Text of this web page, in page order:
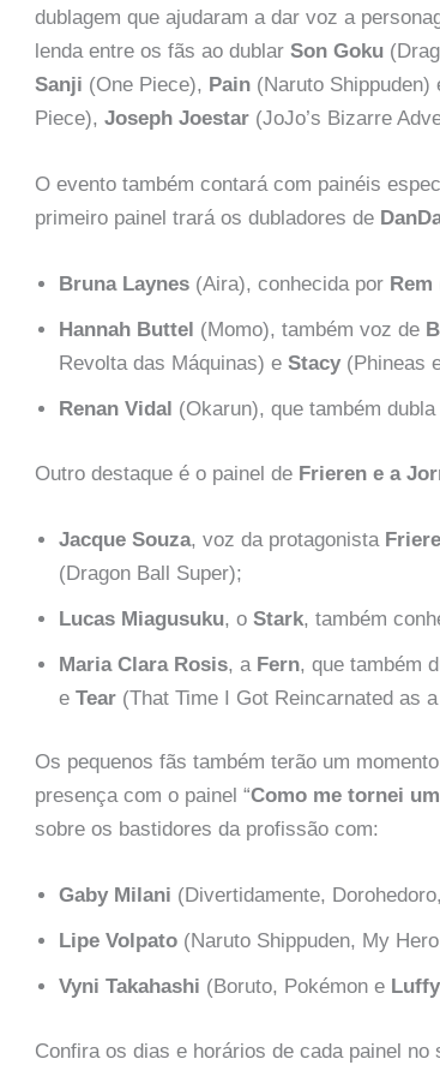
dublagem que ajudaram a dar voz a
lenda entre os fãs ao dublar Son Goku
Sanji (One Piece), Pain(Naruto Shippuden)
Piece), Joseph Joestar(JoJo’s Bizarre
O evento também contará com painéis
primeiro painel trará os dubladores de
Bruna Laynes(Aira), conhecida por Rem
Hannah Buttel (Momo), também voz de
Revolta das Máquinas) e Stacy(Phineas
Renan Vidal (Okarun), que também dubla
Outro destaque é o painel de Frieren e a
Jacque Souza, voz da protagonista
(Dragon Ball Super);
Lucas Miagusuku, o Stark, também
Maria Clara Rosis, a Fern, que também
e Tear(That Time I Got Reincarnated as
Os pequenos fãs também terão um
presença com o painel “Como me tornei
sobre os bastidores da profissão com:
Gaby Milani (Divertidamente,
Lipe Volpato(Naruto Shippuden, My
Vyni Takahashi (Boruto, Pokémon e Luffy
Confira os dias e horários de cada painel